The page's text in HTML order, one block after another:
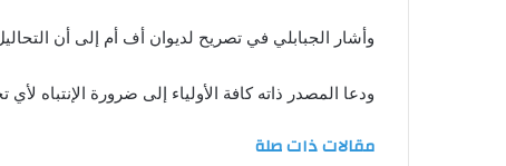
وأشار الجبابلي في تصريح لديوان أف أم إلى أن
ودعا المصدر ذاته كافة الأولياء إلى ضرورة الإنتباه
مقالات ذات صلة